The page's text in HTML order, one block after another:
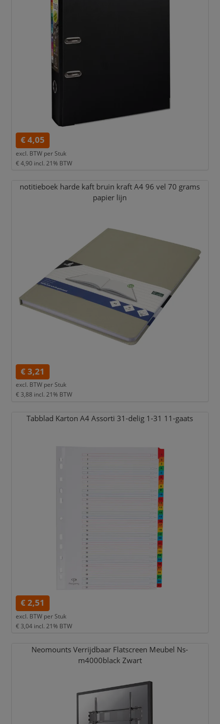
€ 4,05
excl. BTW per Stuk
€ 4,90 incl. 21% BTW
notitieboek harde kaft bruin kraft A4 96 vel 70 grams
papier lijn
€ 3,21
excl. BTW per Stuk
€ 3,88 incl. 21% BTW
Tabblad Karton A4 Assorti 31-delig 1-31 11-gaats
€ 2,51
excl. BTW per Stuk
€ 3,04 incl. 21% BTW
Neomounts Verrijdbaar Flatscreen Meubel Ns-
m4000black Zwart